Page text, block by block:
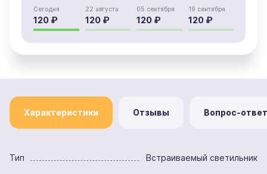
Сегодня
120 ₽
22 августа
120 ₽
05 сентября
120 ₽
19 сентября
120 ₽
Характеристики Отзывы Вопрос-ответ
Тип Встраиваемый светильник